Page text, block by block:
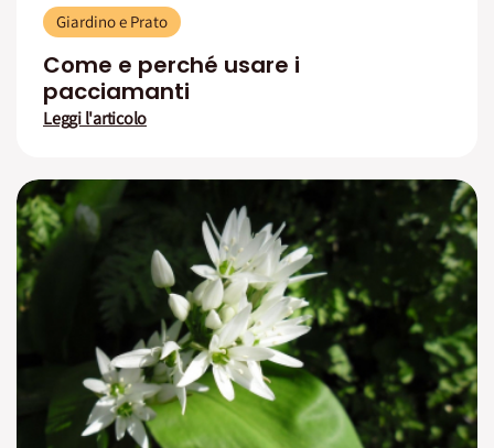
Giardino e Prato
Come e perché usare i
pacciamanti
Leggi l'articolo